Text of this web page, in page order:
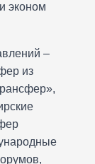
эконом
–
из